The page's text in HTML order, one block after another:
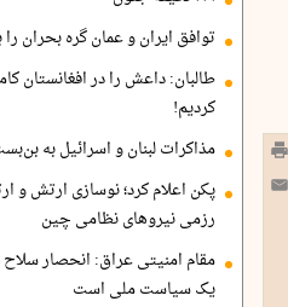
توافق ایران و عمان گره بحران
طالبان: داعش را در افغانستان
کردیم!
مذاکرات لبنان و اسرائیل به
پکن اعلام کرد؛ نوسازی ارتش و
رزمی نیروهای نظامی چین
مقام امنیتی عراق: انحصار
یک سیاست ملی است